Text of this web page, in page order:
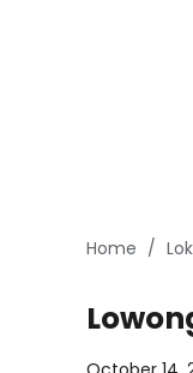
Home